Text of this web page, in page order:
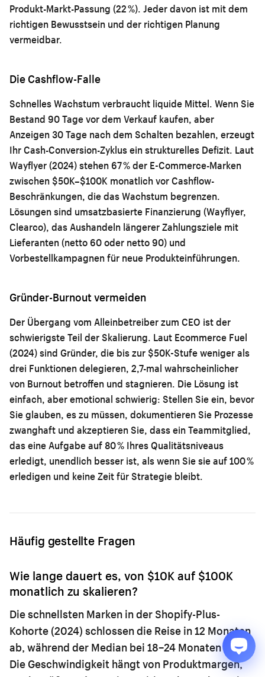
Produkt-Markt-Passung (22 %). Jeder davon ist mit dem
richtigen Bewusstsein und der richtigen Planung
vermeidbar.
Die Cashflow-Falle
Schnelles Wachstum verbraucht liquide Mittel. Wenn Sie
Bestand 90 Tage vor dem Verkauf kaufen, aber
Anzeigen 30 Tage nach dem Schalten bezahlen, erzeugt
Ihr Cash-Conversion-Zyklus ein strukturelles Defizit. Laut
Wayflyer (2024) stehen 67 % der E-Commerce-Marken
zwischen $50K–$100K monatlich vor Cashflow-
Beschränkungen, die das Wachstum begrenzen.
Lösungen sind umsatzbasierte Finanzierung (Wayflyer,
Clearco), das Aushandeln längerer Zahlungsziele mit
Lieferanten (netto 60 oder netto 90) und
Vorbestellkampagnen für neue Produkteinführungen.
Gründer-Burnout vermeiden
Der Übergang vom Alleinbetreiber zum CEO ist der
schwierigste Teil der Skalierung. Laut Ecommerce Fuel
(2024) sind Gründer, die bis zur $50K-Stufe weniger als
drei Funktionen delegieren, 2,7-mal wahrscheinlicher
von Burnout betroffen und stagnieren. Die Lösung ist
einfach, aber emotional schwierig: Stellen Sie ein, bevor
Sie glauben, es zu müssen, dokumentieren Sie Prozesse
zwanghaft und akzeptieren Sie, dass ein Teammitglied,
das eine Aufgabe auf 80 % Ihres Qualitätsniveaus
erledigt, unendlich besser ist, als wenn Sie sie auf 100 %
erledigen und keine Zeit für Strategie bleibt.
Häufig gestellte Fragen
Wie lange dauert es, von $10K auf $100K
monatlich zu skalieren?
Die schnellsten Marken in der Shopify-Plus-
Kohorte (2024) schlossen die Reise in 12 Monaten
ab, während der Median bei 18–24 Monaten lag.
Die Geschwindigkeit hängt von Produktmargen,